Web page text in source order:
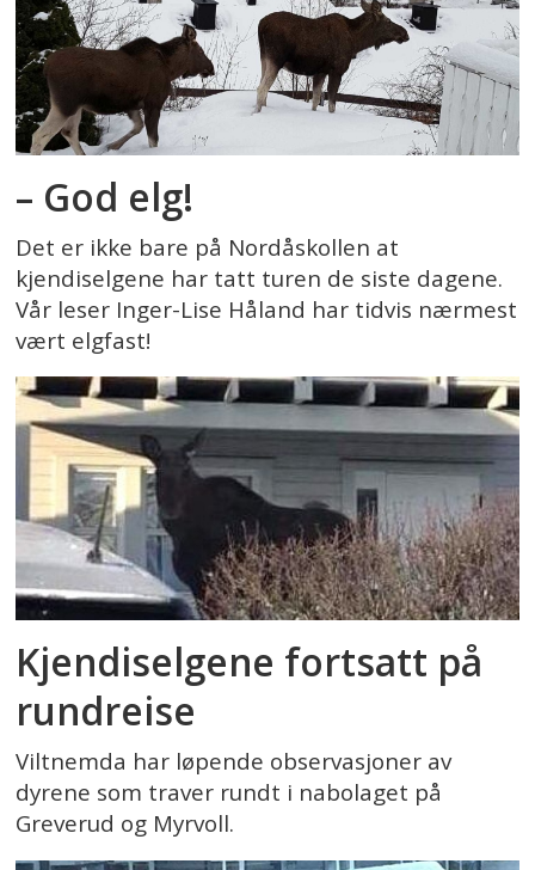
– God elg!
Det er ikke bare på Nordåskollen at
kjendiselgene har tatt turen de siste dagene.
Vår leser Inger-Lise Håland har tidvis nærmest
vært elgfast!
Kjendiselgene fortsatt på
rundreise
Viltnemda har løpende observasjoner av
dyrene som traver rundt i nabolaget på
Greverud og Myrvoll.